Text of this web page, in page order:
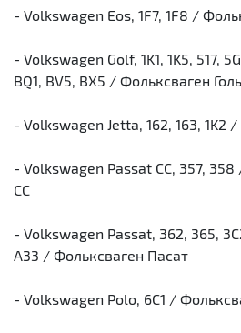
- Volkswagen Eos, 1F7, 1F8 /
- Volkswagen Golf, 1K1, 1K5, 517,
BQ1, BV5, BX5 / Фольксваген
- Volkswagen Jetta, 162, 163, 1K2
- Volkswagen Passat CC, 357,
СС
- Volkswagen Passat, 362, 365,
A33 / Фольксваген Пасат
- Volkswagen Polo, 6C1 /